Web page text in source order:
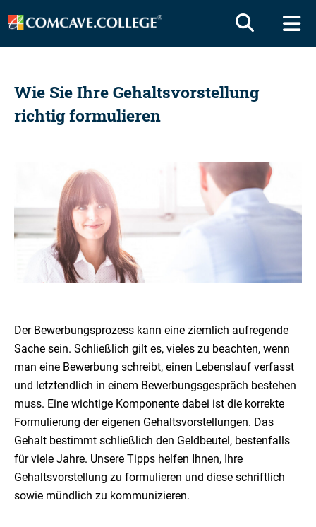
Wie Sie Ihre Gehaltsvorstellung
richtig formulieren
Der Bewerbungsprozess kann eine ziemlich aufregende
Sache sein. Schließlich gilt es, vieles zu beachten, wenn
man eine Bewerbung schreibt, einen Lebenslauf verfasst
und letztendlich in einem Bewerbungsgespräch bestehen
muss. Eine wichtige Komponente dabei ist die korrekte
Formulierung der eigenen Gehaltsvorstellungen. Das
Gehalt bestimmt schließlich den Geldbeutel, bestenfalls
für viele Jahre. Unsere Tipps helfen Ihnen, Ihre
Gehaltsvorstellung zu formulieren und diese schriftlich
sowie mündlich zu kommunizieren.